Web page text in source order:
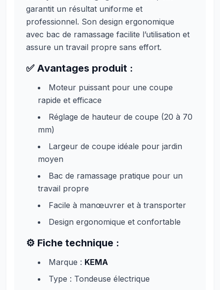
garantit un résultat uniforme et
professionnel. Son design ergonomique
avec bac de ramassage facilite l’utilisation et
assure un travail propre sans effort.
✅ Avantages produit :
Moteur puissant pour une coupe
rapide et efficace
Réglage de hauteur de coupe (20 à 70
mm)
Largeur de coupe idéale pour jardin
moyen
Bac de ramassage pratique pour un
travail propre
Facile à manœuvrer et à transporter
Design ergonomique et confortable
⚙️ Fiche technique :
Marque : KEMA
Type : Tondeuse électrique